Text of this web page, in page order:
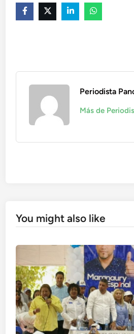
Periodista
Más de
You might also like